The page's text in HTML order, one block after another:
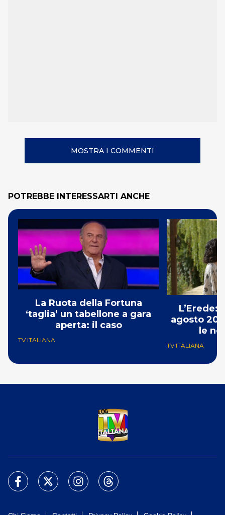
MOSTRA I COMMENTI
POTREBBE INTERESSARTI ANCHE
La Ruota della Fortuna
‘taglia’ un tabellone a gara
aperta: il caso
TV ITALIANA
L’Erede:
agosto
le
TV ITALIANA